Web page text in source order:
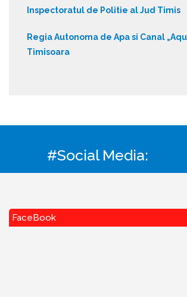
Inspectoratul de Politie al Jud Timis
Regia Autonoma de Apa si Canal
Timisoara
#Social Media:
FaceBook